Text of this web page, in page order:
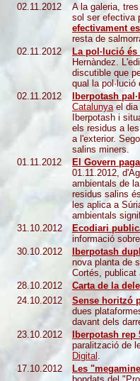
02.11.2012
A la galeria,
sol ser efectiva
efectivament
resta de
02.11.2012
La pol·lució
Hernàndez.
discutible que
qual la
02.11.2012
Iberpotash
Catalunyael dia
Iberpotash i
els residus a
a l'exterior.
salins miners.
01.11.2012
El Govern
01.11.2012,
ambientals de
residus salins
les aplica a
ambientals
31.10.2012
Ecodiari
informació
30.10.2012
Iberpotash
nova planta de
Cortés, publicat
28.10.2012
Carta de la
24.10.2012
Sense horitzó
dues
davant dels
23.10.2012
Iberpotash
paralització de
Digital .
17.10.2012
Les